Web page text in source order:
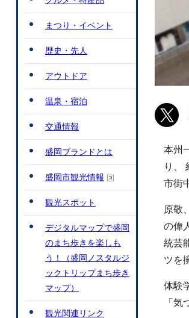
本州
り、
市街
原敬
の偉
統芸
ツを
体験
「
まつり・イベント
歴史・先人
アウトドア
温泉・宿泊
交通情報
盛岡ブランドとは
盛岡市観光情報
観光スポット
デジタルマップで盛岡
のまち歩きを楽しも
う！（盛岡ノスタルジ
ックトリップまち歩き
マップ）
観光関連リンク